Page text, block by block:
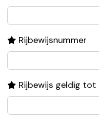
Rijbewijsnummer
Rijbewijs geldig tot